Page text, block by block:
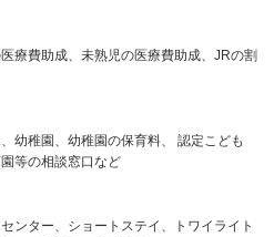
療費助成、未熟児の医療費助成、JRの割
幼稚園、幼稚園の保育料、 認定こども
等の相談窓口など
ンター、ショートステイ、トワイライト